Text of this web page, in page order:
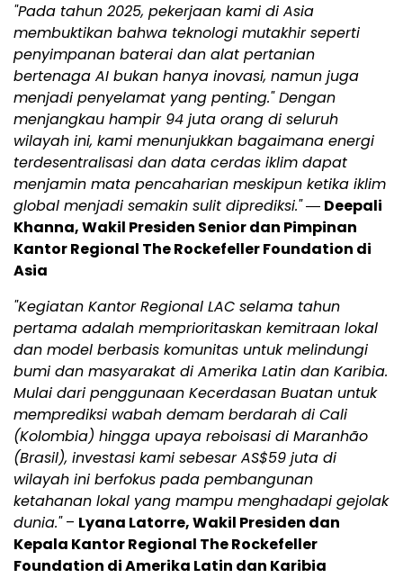
"Pada tahun 2025, pekerjaan kami di Asia
membuktikan bahwa teknologi mutakhir seperti
penyimpanan baterai dan alat pertanian
bertenaga AI bukan hanya inovasi, namun juga
menjadi penyelamat yang penting." Dengan
menjangkau hampir 94 juta orang di seluruh
wilayah ini, kami menunjukkan bagaimana energi
terdesentralisasi dan data cerdas iklim dapat
menjamin mata pencaharian meskipun ketika iklim
global menjadi semakin sulit diprediksi."― Deepali
Khanna, Wakil Presiden Senior dan Pimpinan
Kantor Regional The Rockefeller Foundation di
Asia
"Kegiatan Kantor Regional LAC selama tahun
pertama adalah memprioritaskan kemitraan lokal
dan model berbasis komunitas untuk melindungi
bumi dan masyarakat di Amerika Latin dan Karibia.
Mulai dari penggunaan Kecerdasan Buatan untuk
memprediksi wabah demam berdarah di Cali
(Kolombia) hingga upaya reboisasi di Maranhão
(Brasil), investasi kami sebesar AS$59 juta di
wilayah ini berfokus pada pembangunan
ketahanan lokal yang mampu menghadapi gejolak
dunia."– Lyana Latorre, Wakil Presiden dan
Kepala Kantor Regional The Rockefeller
Foundation di Amerika Latin dan Karibia